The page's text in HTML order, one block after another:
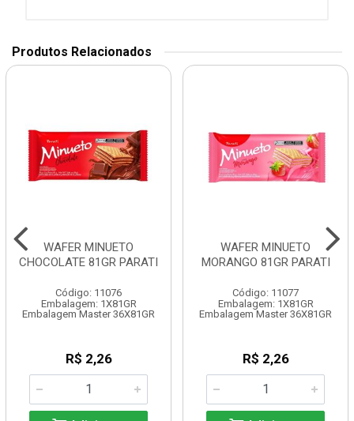
Produtos Relacionados
WAFER MINUETO
CHOCOLATE 81GR PARATI
Código: 11076
Embalagem: 1X81GR
Embalagem Master 36X81GR
R$ 2,26
WAFER MINUETO
MORANGO 81GR PARATI
Código: 11077
Embalagem: 1X81GR
Embalagem Master 36X81GR
R$ 2,26